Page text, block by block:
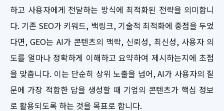
하고 사용자에게 전달하는 방식에 최적화된 전략을 의미합니
다. 기존 SEO가 키워드, 백링크, 기술적 최적화에 중점을 두었
다면, GEO는 AI가 콘텐츠의 맥락, 신뢰성, 최신성, 사용자 의
도를 얼마나 정확하게 이해하고 요약하여 제시하는지에 초점
을 맞춥니다. 이는 단순히 상위 노출을 넘어, AI가 사용자의 질
문에 가장 적합한 답을 생성할 때 기업의 콘텐츠가 핵심 정보
로 활용되도록 하는 것을 목표로 합니다.